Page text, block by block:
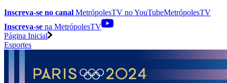
Inscreva-se no canal MetrópolesTV noYouTubeMetrópolesTV
Inscreva-se na MetrópolesTV
Página Inicial
Esportes